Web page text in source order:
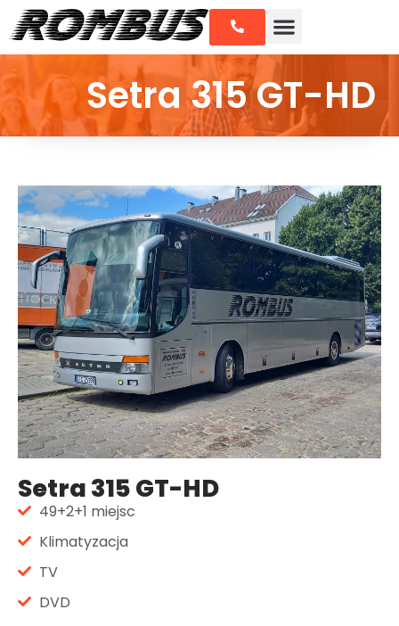
Setra 315 GT-HD
Setra 315 GT-HD
49+2+1 miejsc
Klimatyzacja
TV
DVD